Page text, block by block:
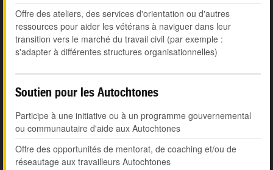
Offre des ateliers, des services d'orientation ou d'autres
ressources pour aider les vétérans à naviguer dans leur
transition vers le marché du travail civil (par exemple :
s'adapter à différentes structures organisationnelles)
Soutien pour les Autochtones
Participe à une initiative ou à un programme gouvernemental
ou communautaire d'aide aux Autochtones
Offre des opportunités de mentorat, de coaching et/ou de
réseautage aux travailleurs Autochtones